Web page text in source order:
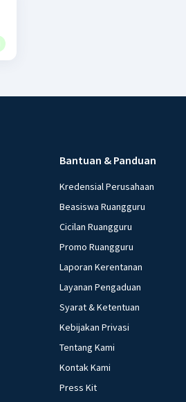
Bantuan & Panduan
Kredensial Perusahaan
Beasiswa Ruangguru
Cicilan Ruangguru
Promo Ruangguru
Laporan Kerentanan
Layanan Pengaduan
Syarat & Ketentuan
Kebijakan Privasi
Tentang Kami
Kontak Kami
Press Kit